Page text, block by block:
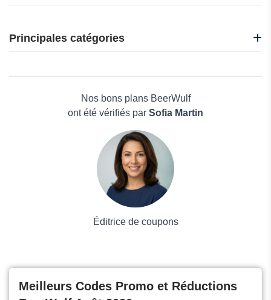
Mabouteille.fr
Trois Fois Vin
Les Caves
Principales catégories
Maison & JardinNos bons plans BeerWulf
ont été vérifiés par Sofia Martin
Éditrice de coupons
Meilleurs Codes Promo et Réductions